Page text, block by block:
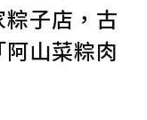
子店，古
山菜粽肉